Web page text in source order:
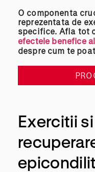
O componenta
reprezentata de
specifice. Afla tot
efectele benefice
despre cum te
Exercitii